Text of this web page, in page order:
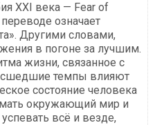
XXI века — Fear of
означает
Другими словами,
в погоне за лучшим.
жизни, связанное с
темпы влияют
состояние человека
окружающий мир и
всё и везде,